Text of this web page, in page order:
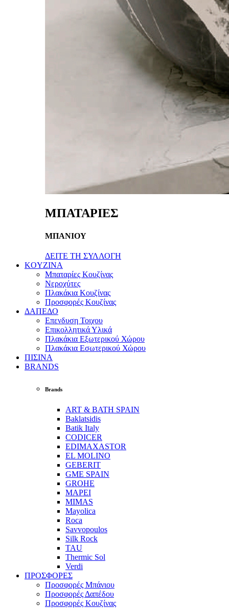
ΜΠΑΤΑΡΙΕΣ
ΜΠΑΝΙΟΥ
ΔΕΙΤΕ ΤΗ ΣΥΛΛΟΓΗ
KOYZINA
Μπαταρίες Κουζίνας
Νεροχύτες
Πλακάκια Κουζίνας
Προσφορές Κουζίνας
ΔΑΠΕΔΟ
Επενδυση Τοιχου
Επικολλητικά Υλικά
Πλακάκια Εξωτερικού Χώρου
Πλακάκια Εσωτερικού Χώρου
ΠΙΣΙΝΑ
BRANDS
Brands
ART & BATH SPAIN
Baklatsidis
Batik Italy
CODICER
EDIMAXASTOR
EL MOLINO
GEBERIT
GME SPAIN
GROHE
MAPEI
MIMAS
Mayolica
Roca
Savvopoulos
Silk Rock
TAU
Thermic Sol
Verdi
ΠΡΟΣΦΟΡΕΣ
Προσφορές Μπάνιου
Προσφορές Δαπέδου
Προσφορές Κουζίνας